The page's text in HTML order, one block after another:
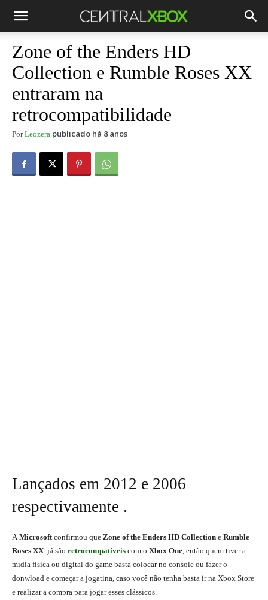
Zone of the Enders HD
Collection e Rumble Roses XX
entraram na
retrocompatibilidade
Por Leozera publicado há 8 anos
Lançados em 2012 e 2006
respectivamente .
AMicrosoftconfirmou que Zone of the Enders HD Collection e Rumble
Roses XX já são retrocompatíveis com o Xbox One, então quem tiver a
mídia física ou digital do game basta colocar no console ou fazer o
donwload e começar a jogatina, caso você não tenha basta ir na Xbox Store
e realizar a compra para jogar esses clássicos.